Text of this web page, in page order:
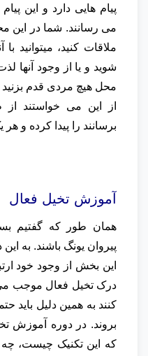
پیام هایی دارد و این
می رسانند. شما در این
ملاقات کنید، میتوانید
شوید و یا از وجود آنها
محل هیچ مردی قدم بزنید
از این می خواستند
برسانند را پیدا کرده و
آموزش تخیل فعال
همان طور که گفتیم
پیروان یونگ باشند. به این
این بخش از وجود خود
درک تخیل فعال موجب می
کنند به همین دلیل باید
بروند. در دوره آموزش
که این تکنیک چیست، چه